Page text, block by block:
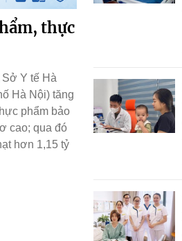
thực
Sở Y tế Hà
Hà Nội) tăng
phẩm bảo
cao; qua đó
hơn 1,15 tỷ